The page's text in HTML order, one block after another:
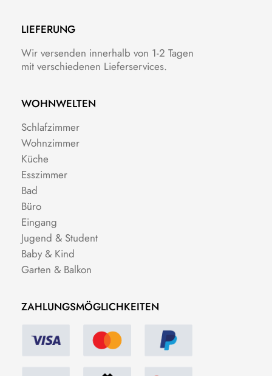
LIEFERUNG
Wir versenden innerhalb von 1-2 Tagen
mit verschiedenen Lieferservices.
WOHNWELTEN
Schlafzimmer
Wohnzimmer
Küche
Esszimmer
Bad
Büro
Eingang
Jugend & Student
Baby & Kind
Garten & Balkon
ZAHLUNGSMÖGLICHKEITEN